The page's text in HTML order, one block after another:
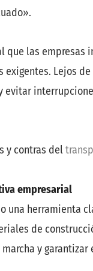
las empresas
Lejos
y contras del
empresarial
una herramienta
de
y